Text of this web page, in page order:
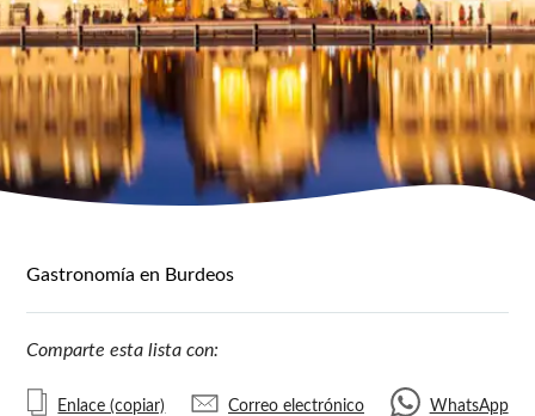
Gastronomía en Burdeos
Comparte esta lista con:
Enlace (copiar) Correo electrónico WhatsApp